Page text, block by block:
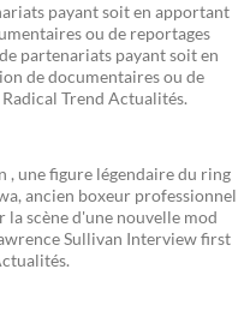
payant soit en apportant
ou de reportages
partenariats payant soit en
de documentaires ou de
Trend Actualités.
, une figure légendaire du ring
ancien boxeur professionnel
la scène d'une nouvelle mod
Sullivan Interview first